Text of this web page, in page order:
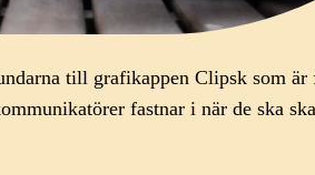
till grafikappen Clipsk som är
fastnar i när de ska